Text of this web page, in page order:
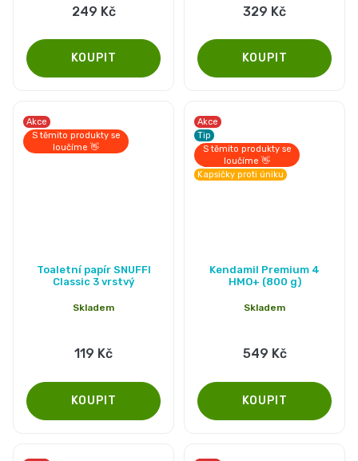
249 Kč 329 Kč
Akce
S těmito produkty se
loučíme 👋
Toaletní papír SNUFFI
Classic 3 vrstvý
Skladem
119 Kč
Akce
Tip
S těmito produkty se
loučíme 👋
Kapsičky proti úniku
Kendamil Premium 4
HMO+ (800 g)
Skladem
549 Kč